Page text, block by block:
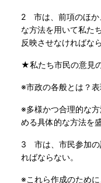
2 市は、前項のほか
な方法を用いて私た
反映させなければな
★私たち市民の意見
※市政の各般とは？表
※多様かつ合理的な
める具体的な方法を
3 市は、市民参加の
ればならない。
※これら作成のため